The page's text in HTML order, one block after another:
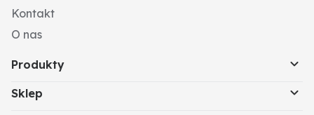
Kontakt
O nas
Produkty
Sklep